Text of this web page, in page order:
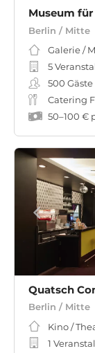
Museum
Berlin / Mitte
Galerie /
5
500 Gäste
Catering
50–100 €
Quatsch
Berlin / Mitte
Kino /
1